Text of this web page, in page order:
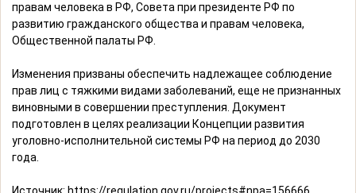
правам человека в РФ, Совета при президенте РФ по
развитию гражданского общества и правам человека,
Общественной палаты РФ.
Изменения призваны обеспечить надлежащее соблюдение
прав лиц с тяжкими видами заболеваний, еще не признанных
виновными в совершении преступления. Документ
подготовлен в целях реализации Концепции развития
уголовно-исполнительной системы РФ на период до 2030
года.